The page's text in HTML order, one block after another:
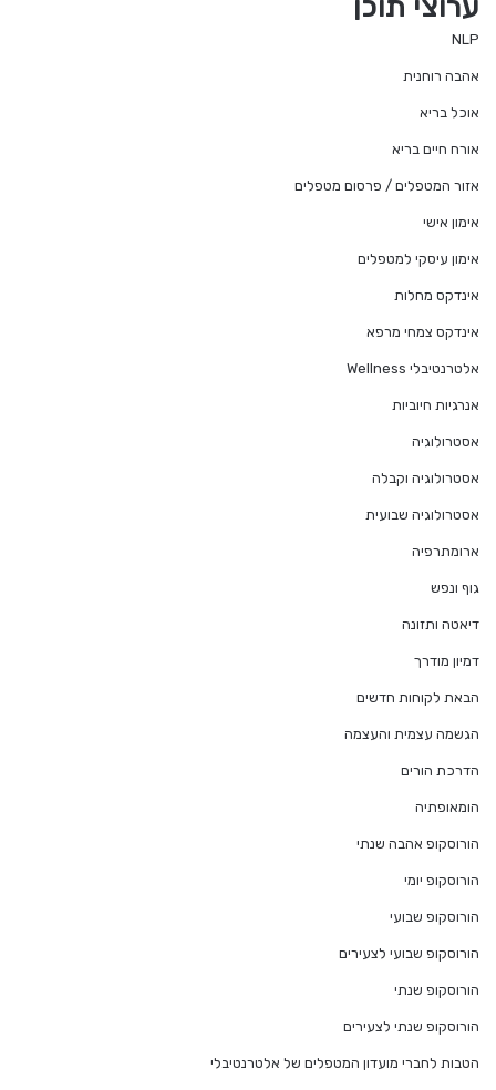
ערוצי תוכן
NLP
אהבה רוחנית
אוכל בריא
אורח חיים בריא
אזור המטפלים / פרסום מטפלים
אימון אישי
אימון עיסקי למטפלים
אינדקס מחלות
אינדקס צמחי מרפא
אלטרנטיבלי Wellness
אנרגיות חיוביות
אסטרולוגיה
אסטרולוגיה וקבלה
אסטרולוגיה שבועית
ארומתרפיה
גוף ונפש
דיאטה ותזונה
דמיון מודרך
הבאת לקוחות חדשים
הגשמה עצמית והעצמה
הדרכת הורים
הומאופתיה
הורוסקופ אהבה שנתי
הורוסקופ יומי
הורוסקופ שבועי
הורוסקופ שבועי לצעירים
הורוסקופ שנתי
הורוסקופ שנתי לצעירים
הטבות לחברי מועדון המטפלים של אלטרנטיבלי